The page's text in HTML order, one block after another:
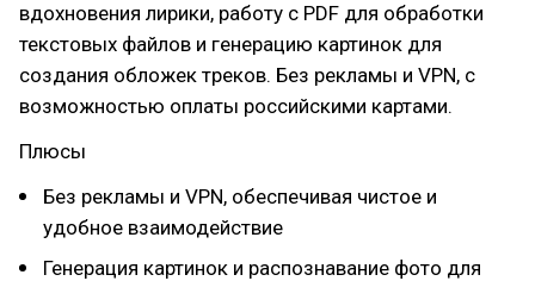
вдохновения лирики, работу с PDF для обработки
текстовых файлов и генерацию картинок для
создания обложек треков. Без рекламы и VPN, с
возможностью оплаты российскими картами.
Плюсы
Без рекламы и VPN, обеспечивая чистое и
удобное взаимодействие
Генерация картинок и распознавание фото для